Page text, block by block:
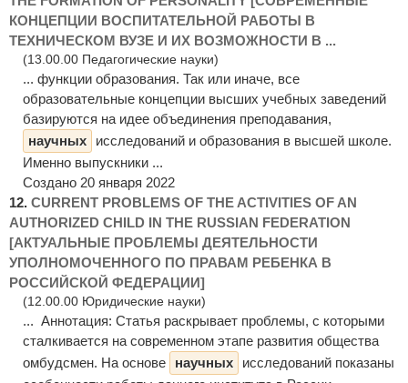
КОНЦЕПЦИИ ВОСПИТАТЕЛЬНОЙ РАБОТЫ В
ТЕХНИЧЕСКОМ ВУЗЕ И ИХ ВОЗМОЖНОСТИ В ...
(13.00.00 Педагогические науки)
... функции образования. Так или иначе, все
образовательные концепции высших учебных заведений
базируются на идее объединения преподавания,
научных
исследований и образования в высшей школе.
Именно выпускники ...
Создано 20 января 2022
12. CURRENT PROBLEMS OF THE ACTIVITIES OF AN
AUTHORIZED CHILD IN THE RUSSIAN FEDERATION
[АКТУАЛЬНЫЕ ПРОБЛЕМЫ ДЕЯТЕЛЬНОСТИ
УПОЛНОМОЧЕННОГО ПО ПРАВАМ РЕБЕНКА В
РОССИЙСКОЙ ФЕДЕРАЦИИ]
(12.00.00 Юридические науки)
... Аннотация: Статья раскрывает проблемы, с которыми
сталкивается на современном этапе развития общества
омбудсмен. На основе
научных
исследований показаны